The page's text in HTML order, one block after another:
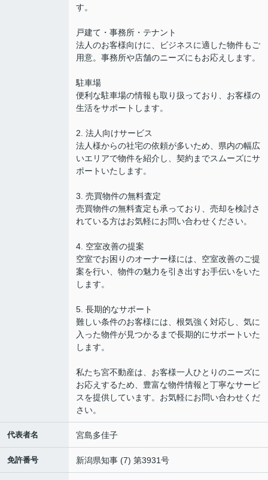
す。
戸建て・事務所・テナント
法人のお客様向けに、ビジネスに適した物件もご
用意。事務所や店舗のニーズにもお応えします。
駐車場
便利な駐車場の情報も取り扱っており、お客様の
生活をサポートします。
2. 法人向けサービス
法人様からの社宅の依頼が多いため、県内の幅広
いエリアで物件を紹介し、契約までスムーズにサ
ポートいたします。
3. 売買物件の無料査定
売買物件の無料査定も承っており、売却を検討さ
れている方はお気軽にお問い合わせください。
4. 空室改善の提案
空室でお困りのオーナー様には、空室改善のご提
案を行い、物件の魅力を引き出すお手伝いをいた
します。
5. 長期的なサポート
難しい条件のお客様には、根気強く対応し、気に
入った物件が見つかるまで長期的にサポートいた
します。
私たち宮不動産は、お客様一人ひとりのニーズに
お応えするため、豊富な物件情報と丁寧なサービ
スを提供しています。お気軽にお問い合わせくだ
さい。
代表者名 宮島多佳子
免許番号 新潟県知事 (7) 第3931号